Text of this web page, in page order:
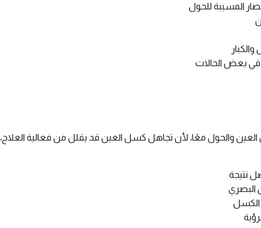
المسببة للحول
في بعض الحالات
والحول معًا، لأن تجاهل كسل العين قد يقلل من فعالية العلاج،
نتيجة
البصري
الكسل